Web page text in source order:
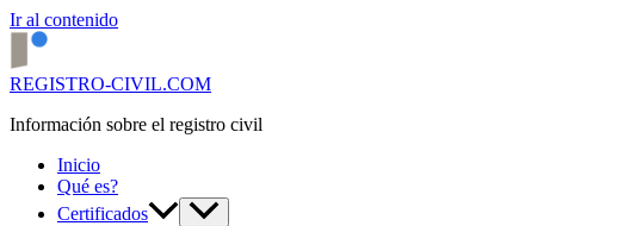
Ir al contenido
REGISTRO-CIVIL.COM
Información sobre el registro civil
Inicio
Qué es?
Certificados